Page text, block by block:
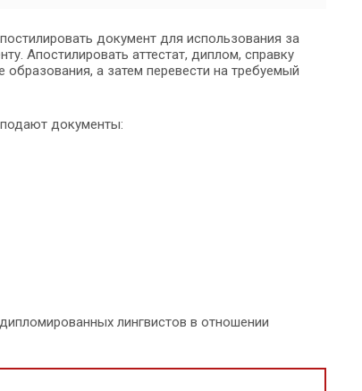
документ для использования за
Апостилировать аттестат, диплом, справку
а затем перевести на требуемый
документы:
лингвистов в отношении